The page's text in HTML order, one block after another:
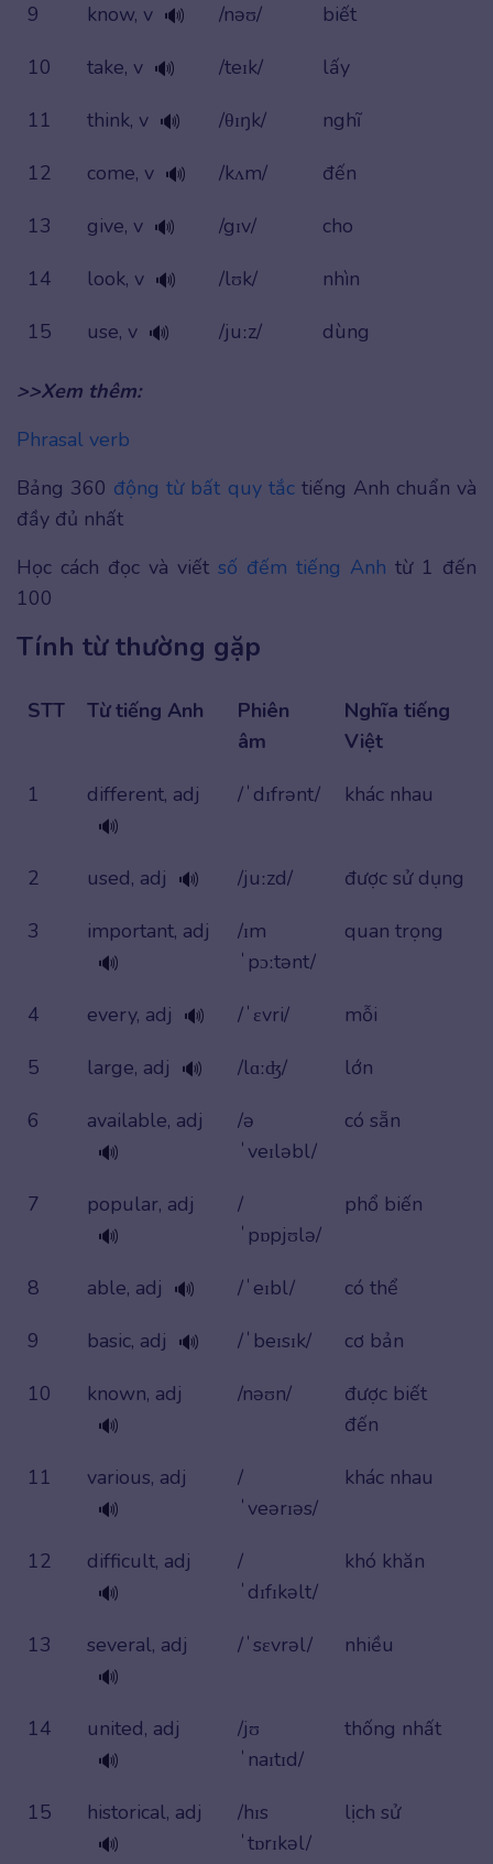
9 know, v 🔊 /nəʊ/
biết
10
take, v 🔊 /teɪk/
lấy
11
think, v 🔊 /θɪŋk/
nghĩ
12
come, v 🔊 /kʌm/
đến
13
give, v 🔊 /gɪv/
cho
14
look, v 🔊 /lʊk/
nhìn
15
use, v 🔊 /juːz/ dùng
>>Xem thêm:
Phrasal verb
Bảng 360 động từ bất quy tắctiếng Anh chuẩn và
đầy đủ nhất
Học cách đọc và viết số đếm tiếng Anh từ 1 đến
100
Tính từ thường gặp
STT Từ tiếng Anh
Phiên
âm
Nghĩa tiếng
Việt
1
different, adj
🔊
/ˈdɪfrənt/ khác nhau
2 used, adj 🔊 /juːzd/
được sử dụng
3
important, adj
🔊
/ɪm
ˈpɔːtənt/
quan trọng
4 every, adj 🔊 /ˈɛvri/
mỗi
5
large, adj 🔊 /lɑːʤ/
lớn
6
available, adj
🔊
/ə
ˈveɪləbl/
có sẵn
7
popular, adj
🔊
/
ˈpɒpjʊlə/
phổ biến
8 able, adj 🔊 /ˈeɪbl/
có thể
9
basic, adj 🔊 /ˈbeɪsɪk/
cơ bản
10
known, adj
🔊
/nəʊn/
được biết
đến
11
various, adj
🔊
/
ˈveərɪəs/
khác nhau
12
difficult, adj
🔊
/
ˈdɪfɪkəlt/
khó khăn
13
several, adj
🔊
/ˈsɛvrəl/ nhiều
14
united, adj
🔊
/jʊ
ˈnaɪtɪd/
thống nhất
15
historical, adj
🔊
/hɪs
ˈtɒrɪkəl/
lịch sử